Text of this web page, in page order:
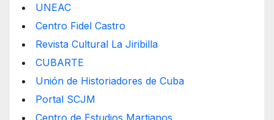
UNEAC
Centro Fidel Castro
Revista Cultural La Jiribilla
CUBARTE
Unión de Historiadores de Cuba
Portal SCJM
Centro de Estudios Martianos